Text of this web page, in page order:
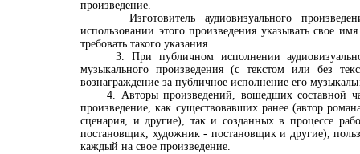
произведение.
Изготовитель аудиовизуального
использовании этого произведения указывать свое
требовать такого указания.
3. При публичном исполнении
музыкального произведения (с текстом или без
вознаграждение за публичное исполнение его
4. Авторы произведений, вошедших составной
произведение, как существовавших ранее (автор
сценария, и другие), так и созданных в процессе
постановщик, художник - постановщик и другие),
каждый на свое произведение.